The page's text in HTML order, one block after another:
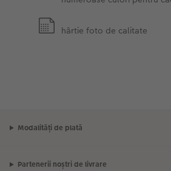
hârtie foto de calitate
Modalități de plată
Partenerii noștri de livrare